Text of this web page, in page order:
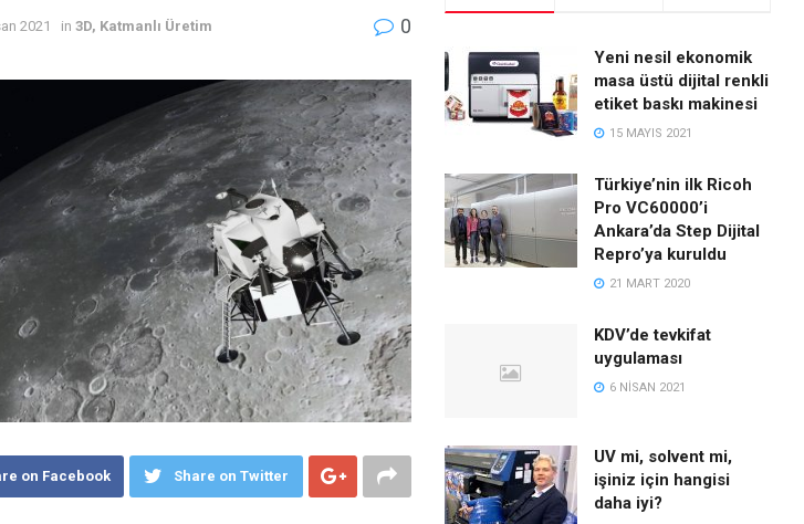
2021 in 3D, Katmanlı Üretim 0
on Facebook Share on Twitter
Yeni nesil ekonomik
masa üstü dijital renkli
etiket baskı makinesi
15 MAYIS 2021
Türkiye’nin ilk Ricoh
Pro VC60000’i
Ankara’da Step Dijital
Repro’ya kuruldu
21 MART 2020
KDV’de tevkifat
uygulaması
6 NISAN 2021
UV mi, solvent mi,
işiniz için hangisi
daha iyi?